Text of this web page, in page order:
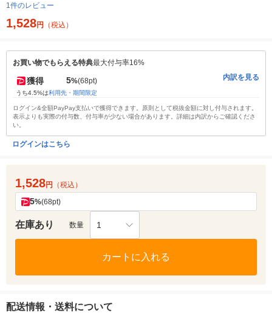
1件のレビュー
1,528円 （税込）
お買い物でもらえる特典最大付与率16%
獲得 5%(68pt)
うち4.5%は利用先・期間限定
内訳を見る
ログイン&全額PayPay支払いで獲得できます。原則として税抜金額に対し付与されます。
表示よりも実際の付与数、付与率が少ない場合があります。詳細は内訳からご確認くださ
い。
ログインはこちら
1,528円 （税込）
5%(68pt)
在庫あり 数量 1
カートに入れる
配送情報・送料について